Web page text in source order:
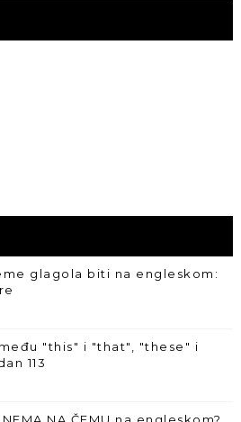
glagola biti na engleskom:
"this" i "that", "these" i
113